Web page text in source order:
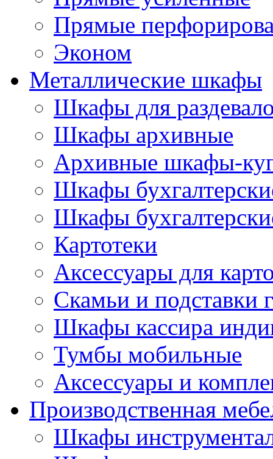
Прямые
Эконом
Металлические шкафы
Шкафы для
Шкафы архивные
Архивные шкафы-
Шкафы
Шкафы
Картотеки
Аксессуары для
Скамьи и подставки
Шкафы кассира
Тумбы мобильные
Аксессуары и
Производственная
Шкафы